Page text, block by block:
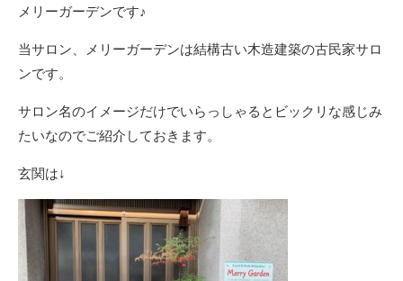
メリーガーデンです♪
当サロン、メリーガーデンは結構古い木造建築の古民家サロ
ンです。
サロン名のイメージだけでいらっしゃるとビックリな感じみ
たいなのでご紹介しておきます。
玄関は↓